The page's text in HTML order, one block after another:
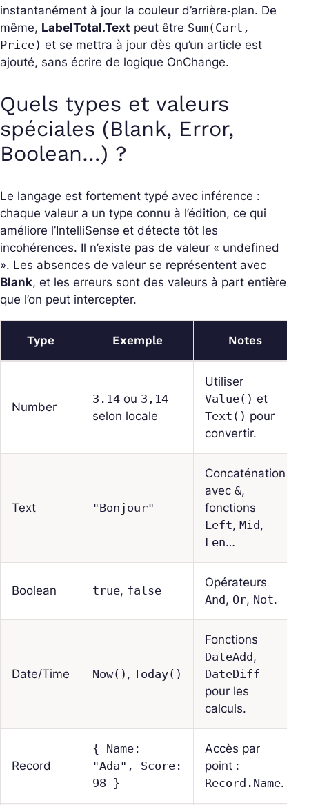
instantanément à jour la couleur d’arrière‑plan. De
même, LabelTotal.Text peut être Sum(Cart,
Price) et se mettra à jour dès qu’un article est
ajouté, sans écrire de logique OnChange.
Quels types et valeurs
spéciales (Blank, Error,
Boolean…) ?
Le langage est fortement typé avec inférence :
chaque valeur a un type connu à l’édition, ce qui
améliore l’IntelliSense et détecte tôt les
incohérences. Il n’existe pas de valeur « undefined
». Les absences de valeur se représentent avec
Blank, et les erreurs sont des valeurs à part entière
que l’on peut intercepter.
Type Exemple Notes
Number
3.14 ou 3,14
selon locale
Utiliser
Value() et
Text() pour
convertir.
Text "Bonjour"
Concaténation
avec &,
fonctions
Left, Mid,
Len…
Boolean true, false
Opérateurs
And, Or, Not.
Date/Time Now() , Today()
Fonctions
DateAdd,
DateDiff
pour les
calculs.
Record
{ Name:
"Ada", Score:
98 }
Accès par
point :
Record.Name.